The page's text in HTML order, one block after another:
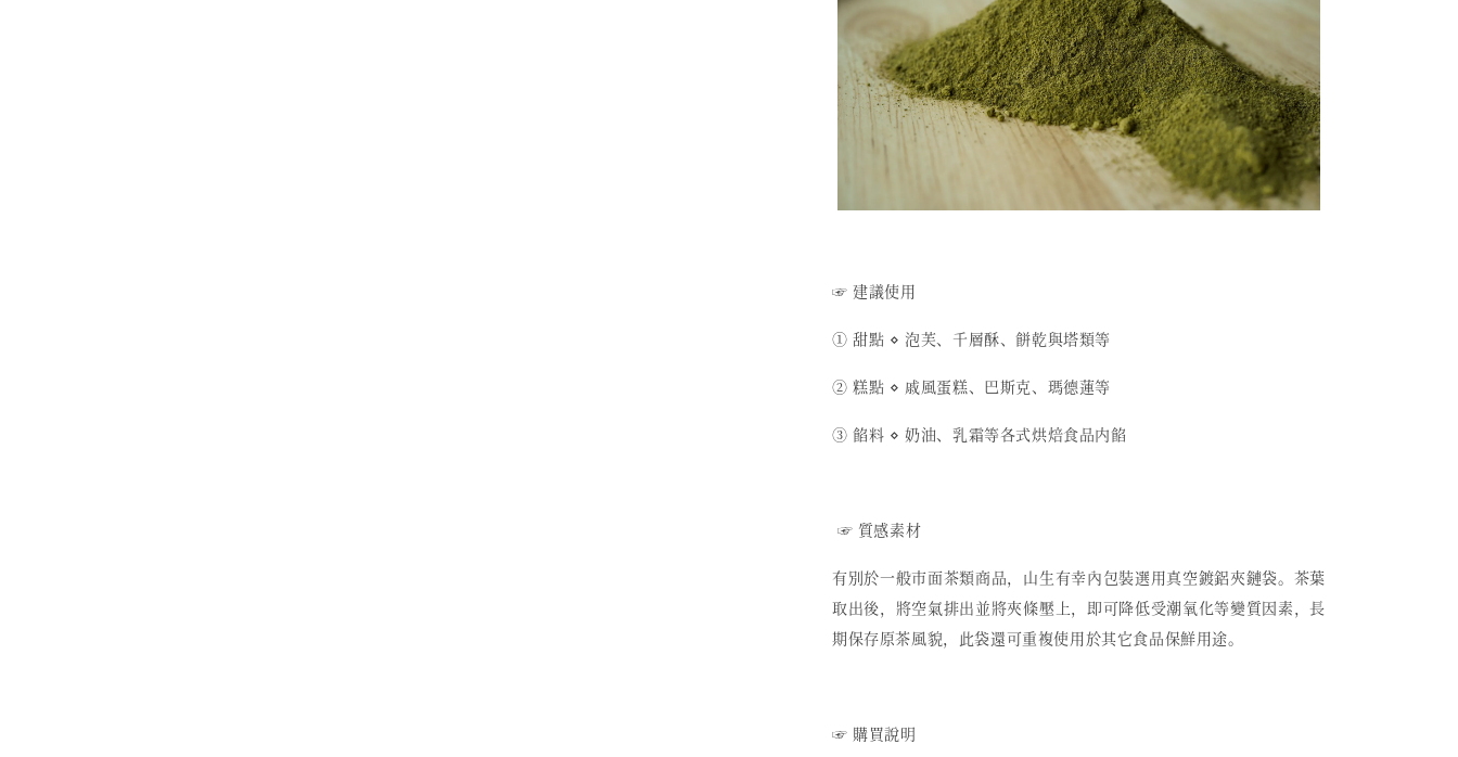
☞ 建議使用
① 甜點 ⋄ 泡芙、千層酥、餅乾與塔類等
② 糕點 ⋄ 戚風蛋糕、巴斯克、瑪德蓮等
③ 餡料 ⋄ 奶油、乳霜等各式烘焙食品内餡
☞ 質感素材
有別於一般市面茶類商品，山生有幸內包裝選用真空鍍鋁夾鏈袋。茶葉
取出後，將空氣排出並將夾條壓上，即可降低受潮氧化等變質因素，長
期保存原茶風貌，此袋還可重複使用於其它食品保鮮用途。
☞ 購買說明